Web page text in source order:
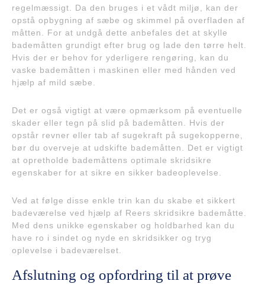
regelmæssigt. Da den bruges i et vådt miljø, kan der
opstå opbygning af sæbe og skimmel på overfladen af
måtten. For at undgå dette anbefales det at skylle
bademåtten grundigt efter brug og lade den tørre helt.
Hvis der er behov for yderligere rengøring, kan du
vaske bademåtten i maskinen eller med hånden ved
hjælp af mild sæbe.
Det er også vigtigt at være opmærksom på eventuelle
skader eller tegn på slid på bademåtten. Hvis der
opstår revner eller tab af sugekraft på sugekopperne,
bør du overveje at udskifte bademåtten. Det er vigtigt
at opretholde bademåttens optimale skridsikre
egenskaber for at sikre en sikker badeoplevelse.
Ved at følge disse enkle trin kan du skabe et sikkert
badeværelse ved hjælp af Reers skridsikre bademåtte.
Med dens unikke egenskaber og holdbarhed kan du
have ro i sindet og nyde en skridsikker og tryg
oplevelse i badeværelset.
Afslutning og opfordring til at prøve